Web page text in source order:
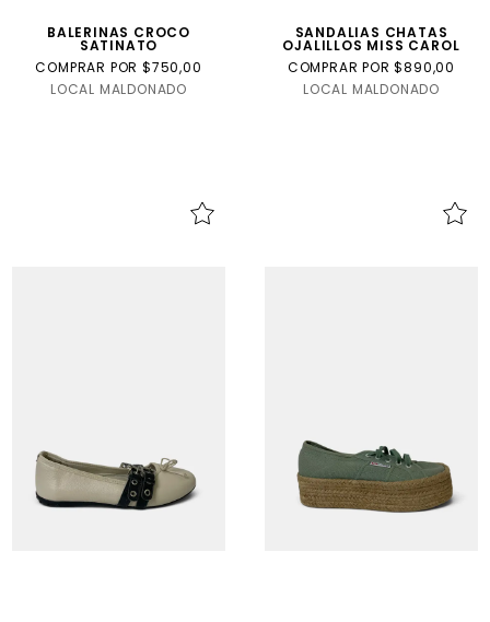
BALERINAS CROCO
SATINATO
COMPRAR POR $750,00
LOCAL MALDONADO
SANDALIAS CHATAS
OJALILLOS MISS CAROL
COMPRAR POR $890,00
LOCAL MALDONADO